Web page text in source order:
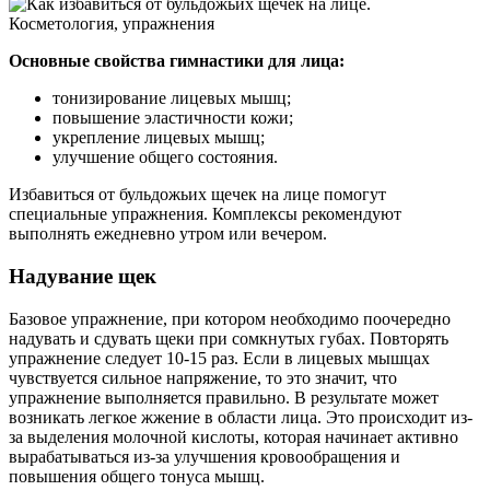
Основные свойства гимнастики для лица:
тонизирование лицевых мышц;
повышение эластичности кожи;
укрепление лицевых мышц;
улучшение общего состояния.
Избавиться от бульдожьих щечек на лице помогут
специальные упражнения. Комплексы рекомендуют
выполнять ежедневно утром или вечером.
Надувание щек
Базовое упражнение, при котором необходимо поочередно
надувать и сдувать щеки при сомкнутых губах. Повторять
упражнение следует 10-15 раз. Если в лицевых мышцах
чувствуется сильное напряжение, то это значит, что
упражнение выполняется правильно. В результате может
возникать легкое жжение в области лица. Это происходит из-
за выделения молочной кислоты, которая начинает активно
вырабатываться из-за улучшения кровообращения и
повышения общего тонуса мышц.